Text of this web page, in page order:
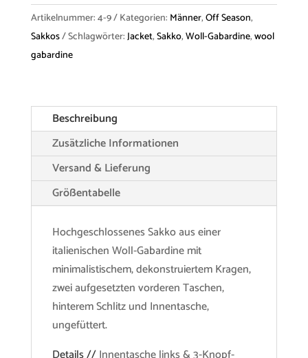
Menge
Artikelnummer:4-9 Kategorien: Männer,Off Season,
Sakkos Schlagwörter:Jacket,Sakko,Woll-Gabardine,wool
gabardine
Beschreibung
Zusätzliche Informationen
Versand & Lieferung
Größentabelle
Hochgeschlossenes Sakko aus einer
italienischen Woll-Gabardine mit
minimalistischem, dekonstruiertem Kragen,
zwei aufgesetzten vorderen Taschen,
hinterem Schlitz und Innentasche,
ungefüttert.